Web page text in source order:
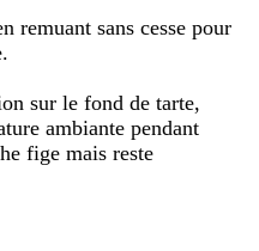
remuant sans cesse pour
sur le fond de tarte,
ambiante pendant
fige mais reste